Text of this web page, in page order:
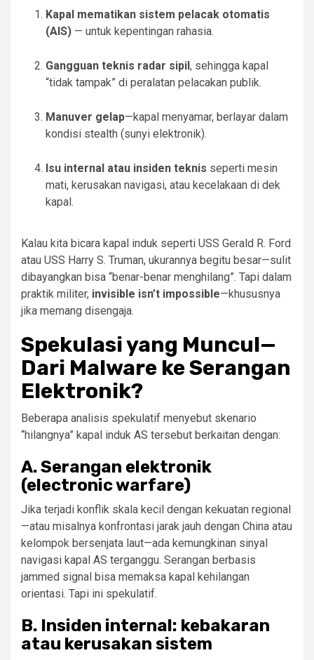
Kapal mematikan sistem pelacak otomatis
(AIS) — untuk kepentingan rahasia.
Gangguan teknis radar sipil, sehingga kapal
“tidak tampak” di peralatan pelacakan publik.
Manuver gelap—kapal menyamar, berlayar dalam
kondisi stealth (sunyi elektronik).
Isu internal atau insiden teknis seperti mesin
mati, kerusakan navigasi, atau kecelakaan di dek
kapal.
Kalau kita bicara kapal induk seperti USS Gerald R. Ford
atau USS Harry S. Truman, ukurannya begitu besar—sulit
dibayangkan bisa “benar-benar menghilang”. Tapi dalam
praktik militer, invisible isn’t impossible—khususnya
jika memang disengaja.
Spekulasi yang Muncul—
Dari Malware ke Serangan
Elektronik?
Beberapa analisis spekulatif menyebut skenario
“hilangnya” kapal induk AS tersebut berkaitan dengan:
A.Serangan elektronik
(electronic warfare)
Jika terjadi konflik skala kecil dengan kekuatan regional
—atau misalnya konfrontasi jarak jauh dengan China atau
kelompok bersenjata laut—ada kemungkinan sinyal
navigasi kapal AS terganggu. Serangan berbasis
jammed signal bisa memaksa kapal kehilangan
orientasi. Tapi ini spekulatif.
B. Insiden internal: kebakaran
atau kerusakan sistem